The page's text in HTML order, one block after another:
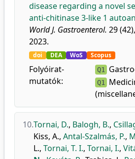
disease regarding a novel
anti-chitinase 3-like 1
World J. Gastroenterol. 29
2023.
doi DEA WoS Scopus
Folyóirat-
mutatók:
Q1
Q1
10.Tornai, D., Balogh, B.,
Kiss, A., Antal-Szalmás, P.,
L., Tornai, T. I., Tornai, I.,